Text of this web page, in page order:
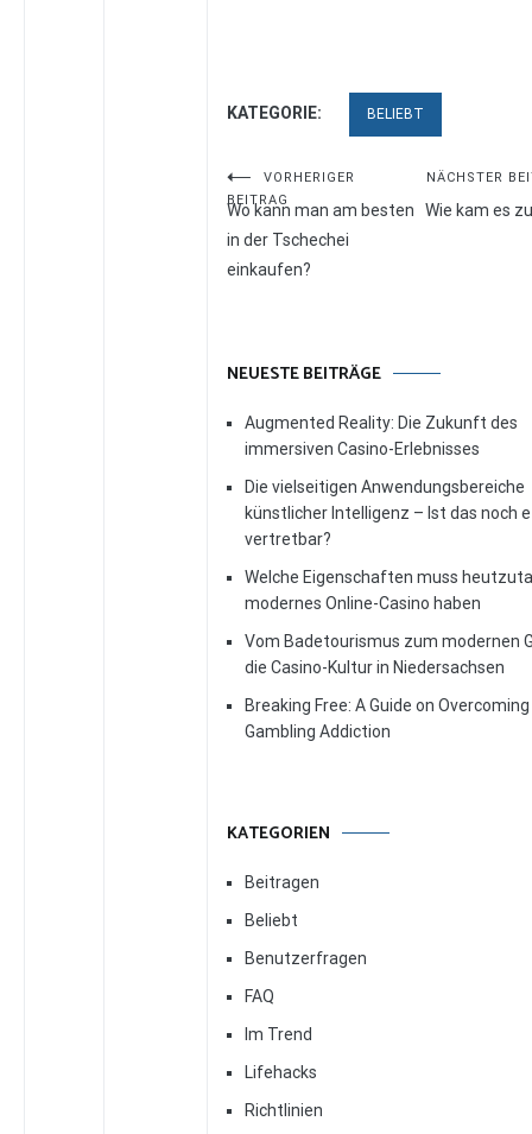
KATEGORIE: BELIEBT
Beitragsnavigation
VORHERIGER
BEITRAG
Wo kann man am besten
in der Tschechei
einkaufen?
NÄCHSTER
Wie kam es
NEUESTE BEITRÄGE
Augmented Reality: Die Zukunft des
immersiven Casino-Erlebnisses
Die vielseitigen Anwendungsbereiche
künstlicher Intelligenz – Ist das noch
vertretbar?
Welche Eigenschaften muss
modernes Online-Casino haben
Vom Badetourismus zum modernen
die Casino-Kultur in Niedersachsen
Breaking Free: A Guide on
Gambling Addiction
KATEGORIEN
Beitragen
Beliebt
Benutzerfragen
FAQ
Im Trend
Lifehacks
Richtlinien